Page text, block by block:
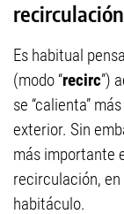
recirculación
Es habitual
(modo “recirc”)
se “calienta”
exterior. Sin
más importante
recirculación,
habitáculo.